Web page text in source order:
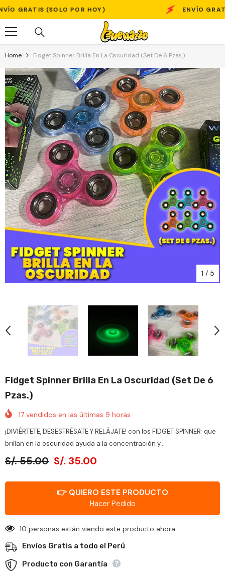
Skip To Content
(SOLO POR HOY) ENVÍO GRATIS
Home Fidget Spinner Brilla En La Oscuridad (Set De 6 Pzas.)
1 / 5
Fidget Spinner Brilla En La Oscuridad (Set De 6
Pzas.)
17 vendidos en las últimas 9 horas
¡DIVIÉRTETE, DESESTRÉSATE Y RELÁJATE! con los FIDGET SPINNER que
brillan en la oscuridad ayuda a la concentración y...
S/. 55.00 S/. 35.00
👉 QUIERO ESTE PRODUCTO
Hacer Pedido
18 personas están viendo este producto ahora
Envíos Gratis a todo el Perú
Producto con Garantía